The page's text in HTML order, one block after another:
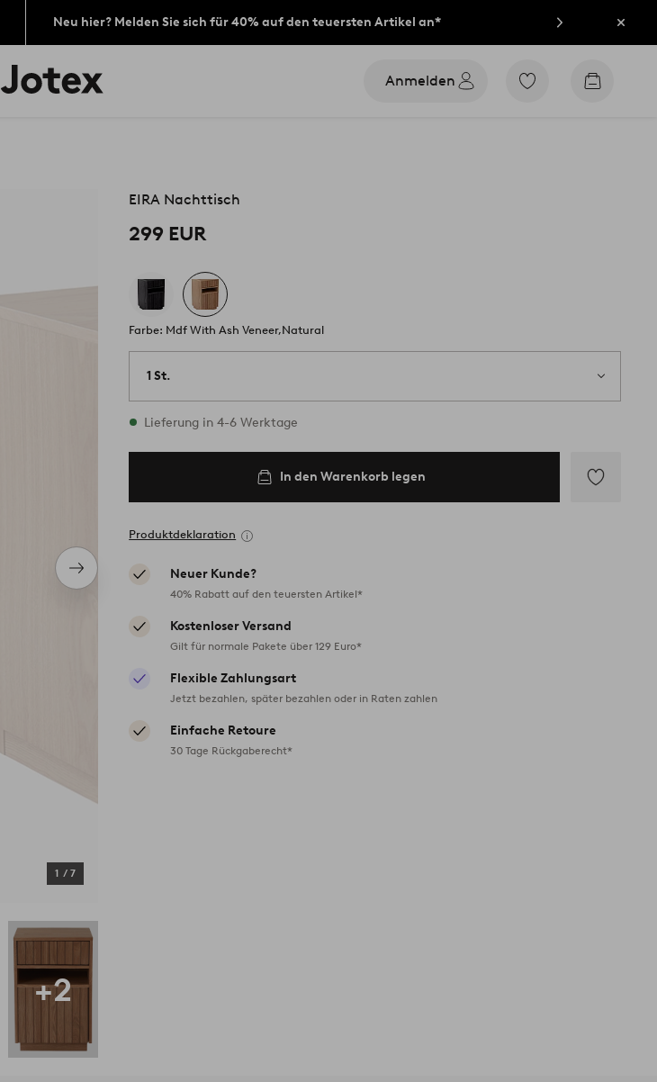
Neu hier? Melden Sie sich für 40% auf den teuersten Artikel an*
Jotex-
Logo
Anmelden
Zu
Zum
Nächstes
Produkt
1 / 7
EIRA Nachttisch
299 EUR
Farbe: Mdf With Ash Veneer,Natural
1 St.
Vorrätig
Lieferung in 4-6 Werktage
In den Warenkorb legen
Produktdeklaration
Neuer Kunde?
40% Rabatt auf den teuersten Artikel*
Kostenloser Versand
Gilt für normale Pakete über 129 Euro*
Flexible Zahlungsart
Jetzt bezahlen, später bezahlen oder in Raten zahlen
Einfache Retoure
30 Tage Rückgaberecht*
+2